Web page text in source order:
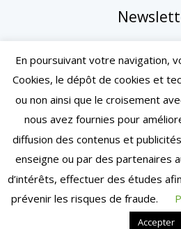
Mentions légales
|
| Copyright © 2024 – Toulouse
En poursuivant votre navigation,
Cookies, le dépôt de cookies et
ou non ainsi que le croisement
nous avez fournies pour
diffusion des contenus et
enseigne ou par des partenaires
d’intérêts, effectuer des études
prévenir les risques de fraude.
Accepter